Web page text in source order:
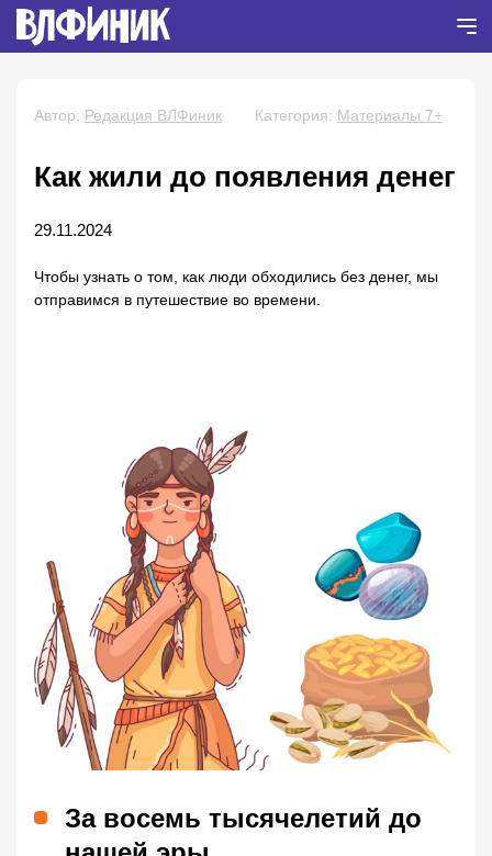
Автор: Редакция ВЛФиник Категория: Материалы 7+
Как жили до появления денег
29.11.2024
Чтобы узнать о том, как люди обходились без денег, мы
отправимся в путешествие во времени.
За восемь тысячелетий до